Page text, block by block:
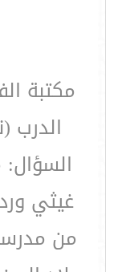
مكتبة
الدرب
غيثي
من